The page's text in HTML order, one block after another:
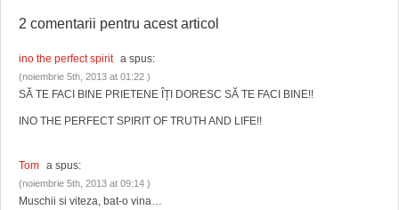
2 comentarii pentru acest articol
ino the perfect spirit a spus:
(noiembrie 5th, 2013 at 01:22 )
SĂ TE FACI BINE PRIETENE ÎȚI DORESC SĂ TE FACI BINE!!
INO THE PERFECT SPIRIT OF TRUTH AND LIFE!!
Tom a spus:
(noiembrie 5th, 2013 at 09:14 )
Muschii si viteza, bat-o vina…